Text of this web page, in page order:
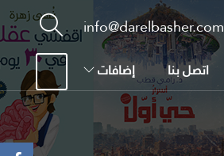
info@darelbasher.com
اتصل بنا إضافات